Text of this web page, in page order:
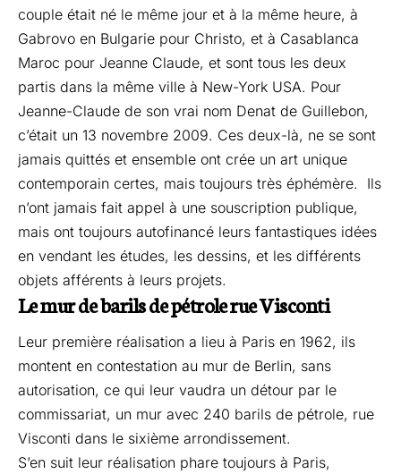
couple était né le même jour et à la même heure, à
Gabrovo en Bulgarie pour Christo, et à Casablanca
Maroc pour Jeanne Claude, et sont tous les deux
partis dans la même ville à New-York USA. Pour
Jeanne-Claude de son vrai nom Denat de Guillebon,
c’était un 13 novembre 2009. Ces deux-là, ne se sont
jamais quittés et ensemble ont crée un art unique
contemporain certes, mais toujours très éphémère. Ils
n’ont jamais fait appel à une souscription publique,
mais ont toujours autofinancé leurs fantastiques idées
en vendant les études, les dessins, et les différents
objets afférents à leurs projets.
Le mur de barils de pétrole rue Visconti
Leur première réalisation a lieu à Paris en 1962, ils
montent en contestation au mur de Berlin, sans
autorisation, ce qui leur vaudra un détour par le
commissariat, un mur avec 240 barils de pétrole, rue
Visconti dans le sixième arrondissement.
S’en suit leur réalisation phare toujours à Paris,